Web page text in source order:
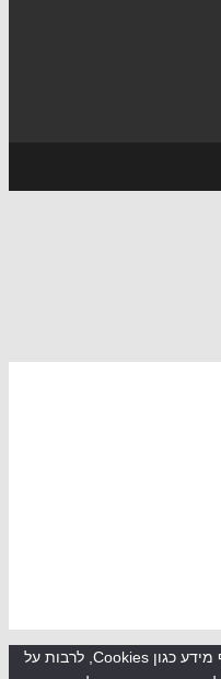
באתר זה נעשה שימוש בטכנולוגיות איסוף מידע כגון Cookies, לרבות על